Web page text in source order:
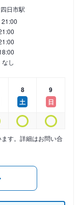
日市駅
なし
8
土
9
日
す。詳細はお問い合